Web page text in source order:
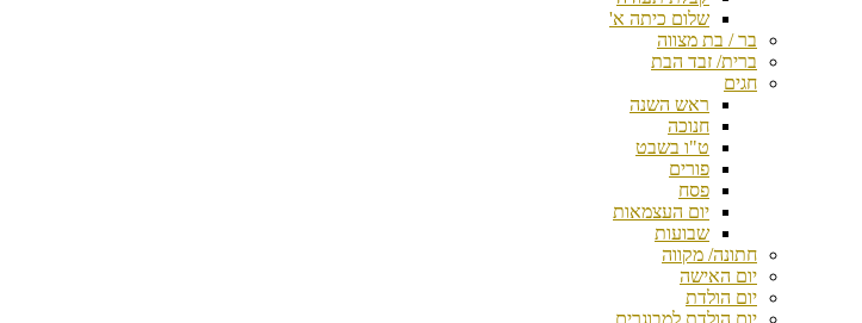
שלום כיתה א'
בר / בת מצווה
ברית/ זבד הבת
חגים
ראש השנה
חנוכה
ט"ו בשבט
פורים
פסח
יום העצמאות
שבועות
חתונה/ מקווה
יום האישה
יום הולדת
יום הולדת למבוגרים